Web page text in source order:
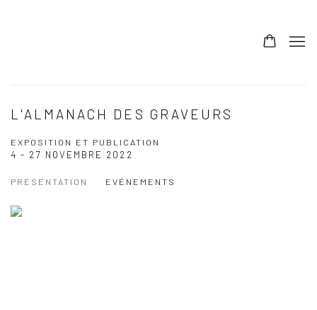
L'ALMANACH DES GRAVEURS
EXPOSITION ET PUBLICATION
4 - 27 NOVEMBRE 2022
PRÉSENTATION EVÉNEMENTS